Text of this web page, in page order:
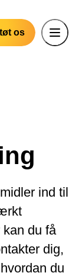
os
ind til
du få
dig,
du